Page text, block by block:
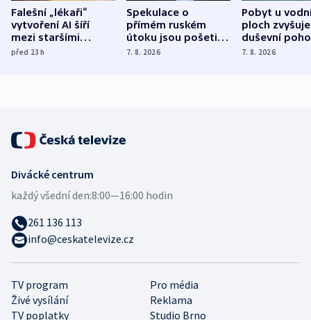
Falešní „lékaři“
vytvoření AI šíří
mezi staršími
Poláky nebezpečné
před 23h
Spekulace o
přímém ruském
útoku jsou pošetilé,
míní estonský
7. 8. 2026
Pobyt u
ploch zvyšuje
duševní
ukázala
7. 8. 2026
TV program
Pro média
Živé vysílání
Reklama
TV poplatky
Studio Brno
Divácké centrum
každý všední den:8:00—16:00 hodin
261 136 113
info@ceskatelevize.cz